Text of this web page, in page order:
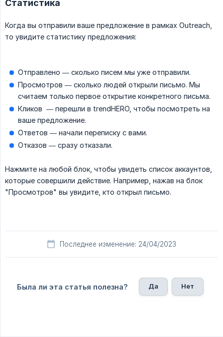
Статистика
Когда вы отправили ваше предложение в рамках Outreach,
то увидите статистику предложения:
Отправлено — сколько писем мы уже отправили.
Просмотров — сколько людей открыли письмо. Мы
считаем только первое открытие конкретного письма.
Кликов — перешли в trendHERO, чтобы посмотреть на
ваше предложение.
Ответов — начали переписку с вами.
Отказов — сразу отказали.
Нажмите на любой блок, чтобы увидеть список аккаунтов,
которые совершили действие. Например, нажав на блок
"Просмотров" вы увидите, кто открыл письмо.
Последнее изменение: 24/04/2023
Была ли эта статья полезна? Да Нет